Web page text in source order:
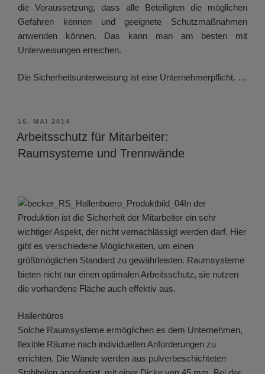
die Voraussetzung, dass alle Beteiligten die möglichen
Gefahren kennen und geeignete Schutzmaßnahmen
anwenden können. Das kann man am besten mit
Unterweisungen erreichen.
Die Sicherheitsunterweisung ist eine Unternehmerpflicht. …
VERÖFFENTLICHT
AM
16. MAI 2014
Arbeitsschutz für Mitarbeiter:
Raumsysteme und Trennwände
In der
Produktion ist die Sicherheit der Mitarbeiter ein sehr
wichtiger Aspekt, der nicht vernachlässigt werden darf. Hier
gibt es verschiedene Möglichkeiten, um einen
größtmöglichen Standard zu gewährleisten. Raumsysteme
bieten nicht nur einen optimalen Arbeitsschutz, sie nutzen
die vorhandene Fläche auch effektiv aus.
Hallenbüros
Solche Raumsysteme ermöglichen es dem Unternehmen,
flexible Räume nach individuellen Anforderungen zu
errichten. Die Wände werden aus pulverbeschichteten